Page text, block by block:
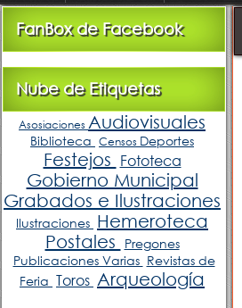
FanBox de Facebook
Nube de Etiquetas
Asosiaciones Audiovisuales
Biblioteca Censos Deportes
Festejos Fototeca
Gobierno Municipal
Grabados e Ilustraciones
Ilustraciones Hemeroteca
Postales
Pregones
Publicaciones Varias Revistas de
Feria Toros Arqueología